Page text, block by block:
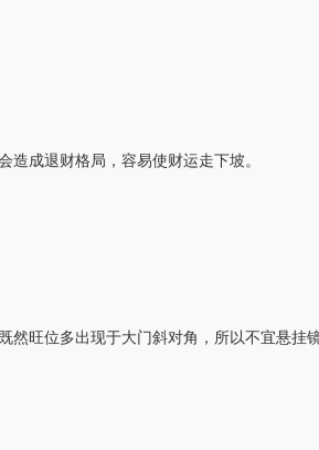
成退财格局，容易使财运走下坡。
旺位多出现于大门斜对角，所以不宜悬挂